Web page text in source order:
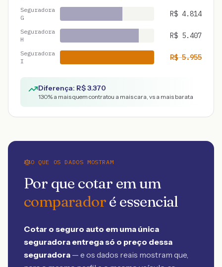
Seguradora
G
R$ 4.814
Seguradora
H
R$ 5.407
Seguradora
I
R$5.955
Diferença: R$3.370
130% a mais quem contratou a mais cara, vs a mais barata
O QUE OS DADOS MOSTRAM
Por que cotar em um
comparadoré essencial
Cotar o seguro auto em uma única
seguradora entrega só o preço dessa
seguradora — e os dados reais mostram que,